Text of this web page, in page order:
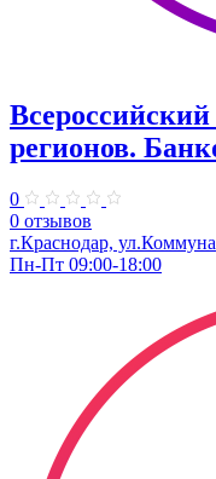
регионов.
0
0 отзывов
г.Краснодар,
Пн-Пт 09:00-18:00